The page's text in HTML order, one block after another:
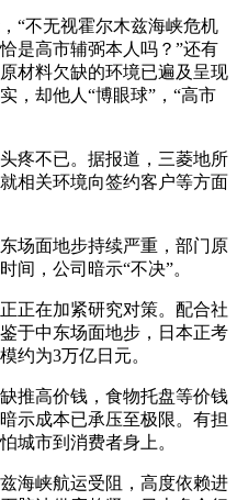
不无视霍尔木兹海峡危机
是高市辅弼本人吗？”还有
材料欠缺的环境已遍及呈现
，却他人“博眼球”，“高市
不已。据报道，三菱地所
相关环境向签约客户等方面
面地步持续严重，部门原
间，公司暗示“不决”。
在加紧研究对策。配合社
于中东场面地步，日本正考
约为3万亿日元。
高价钱，食物托盘等价钱
示成本已承压至极限。有担
城市到消费者身上。
峡航运受阻，高度依赖进